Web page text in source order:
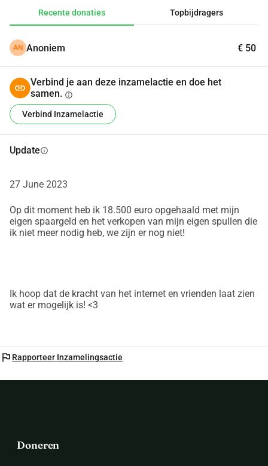
Ik hoop op de vriendelijkheid van het internet om mij te
George
'
Recente donaties Topbijdragers
AN Anoniem € 50
Verbind je aan deze inzamelactie en doe het
samen. info
Verbind Inzamelactie
Updateinfo
27 June 2023
Op dit moment heb ik 18.500 euro opgehaald met mijn
eigen spaargeld en het verkopen van mijn eigen spullen die
ik niet meer nodig heb, we zijn er nog niet!
Ik hoop dat de kracht van het internet en vrienden laat zien
wat er mogelijk is! <3
flag Rapporteer Inzamelingsactie
Doneren